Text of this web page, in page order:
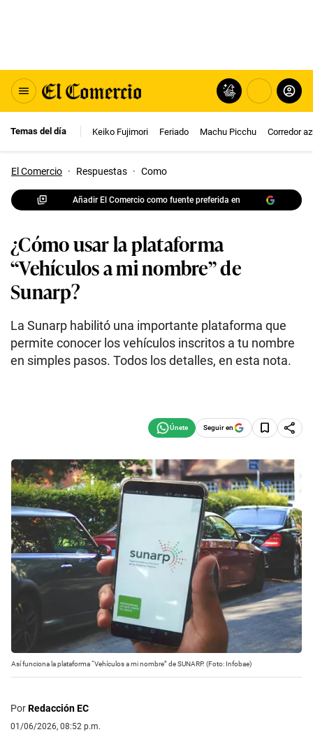
Temas del día Keiko Fujimori Feriado Machu Picchu Corredor
El Comercio · Respuestas · Como
Añadir El Comercio como fuente preferida en
¿Cómo usar la plataforma
“Vehículos a mi nombre” de
Sunarp?
La Sunarp habilitó una importante plataforma que
permite conocer los vehículos inscritos a tu nombre
en simples pasos. Todos los detalles, en esta nota.
Seguir en
Así funciona la plataforma “Vehículos a mi nombre” de SUNARP. (Foto: Infobae)
PorRedacción EC
01/06/2026, 08:52 p.m.